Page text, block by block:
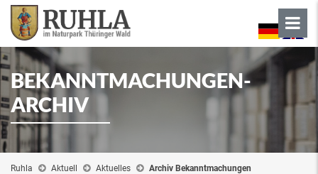
BEKANNTMACHUNGEN-
ARCHIV
Ruhla Aktuell Aktuelles Archiv Bekanntmachungen